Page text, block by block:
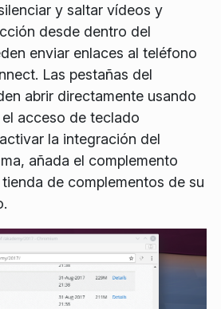
y saltar vídeos y
desde dentro del
enviar enlaces al teléfono
Las pestañas del
abrir directamente usando
acceso de teclado
la integración del
añada el complemento
de complementos de su